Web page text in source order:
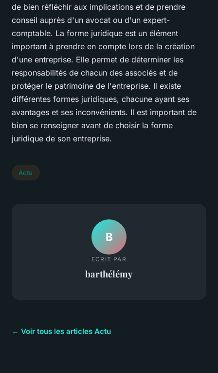
de bien réfléchir aux implications et de prendre
conseil auprès d'un avocat ou d'un expert-
comptable. La forme juridique est un élément
important à prendre en compte lors de la création
d'une entreprise. Elle permet de déterminer les
responsabilités de chacun des associés et de
protéger le patrimoine de l'entreprise. Il existe
différentes formes juridiques, chacune ayant ses
avantages et ses inconvénients. Il est important de
bien se renseigner avant de choisir la forme
juridique de son entreprise.
Actu
B
ECRIT PAR
barthélémy
← Voir tous les articles Actu